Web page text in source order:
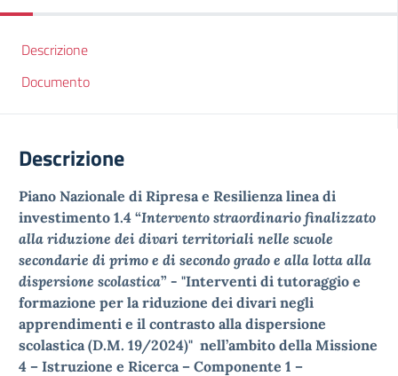
Descrizione
Documento
Descrizione
Piano Nazionale di Ripresa e Resilienza linea di
investimento 1.4 “Intervento straordinario finalizzato
alla riduzione dei divari territoriali nelle scuole
secondarie di primo e di secondo grado e alla lotta alla
dispersione scolastica” - "Interventi di tutoraggio e
formazione per la riduzione dei divari negli
apprendimenti e il contrasto alla dispersione
scolastica (D.M. 19/2024)" nell’ambito della Missione
4 – Istruzione e Ricerca – Componente 1 –